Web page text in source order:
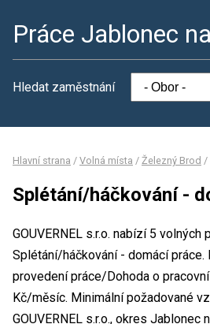
Práce Jablonec
Hledat zaměstnání
Hlavní strana / Volná místa / Železný Brod /
Splétání/háčkování -
GOUVERNEL s.r.o. nabízí 5
Splétání/háčkování - domácí práce.
provedení práce/Dohoda o
Kč/měsíc. Minimální požadované
GOUVERNEL s.r.o., okres